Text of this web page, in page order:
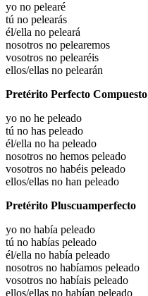
yo no pelearé
tú no pelearás
él/ella no peleará
nosotros no pelearemos
vosotros no pelearéis
ellos/ellas no pelearán
Pretérito Perfecto Compuesto
yo no he peleado
tú no has peleado
él/ella no ha peleado
nosotros no hemos peleado
vosotros no habéis peleado
ellos/ellas no han peleado
Pretérito Pluscuamperfecto
yo no había peleado
tú no habías peleado
él/ella no había peleado
nosotros no habíamos peleado
vosotros no habíais peleado
ellos/ellas no habían peleado